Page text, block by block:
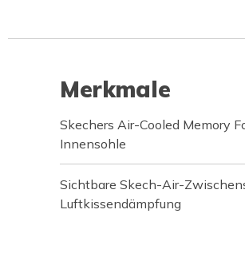
Merkmale
Skechers Air-Cooled Memory
Innensohle
Sichtbare Skech-Air-
Luftkissendämpfung